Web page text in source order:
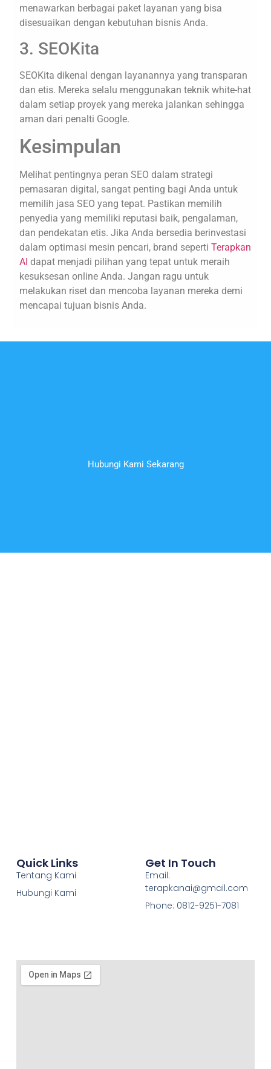
menawarkan berbagai paket layanan yang bisa
disesuaikan dengan kebutuhan bisnis Anda.
3. SEOKita
SEOKita dikenal dengan layanannya yang transparan
dan etis. Mereka selalu menggunakan teknik white-hat
dalam setiap proyek yang mereka jalankan sehingga
aman dari penalti Google.
Kesimpulan
Melihat pentingnya peran SEO dalam strategi
pemasaran digital, sangat penting bagi Anda untuk
memilih jasa SEO yang tepat. Pastikan memilih
penyedia yang memiliki reputasi baik, pengalaman,
dan pendekatan etis. Jika Anda bersedia berinvestasi
dalam optimasi mesin pencari, brand sepertiTerapkan
AI dapat menjadi pilihan yang tepat untuk meraih
kesuksesan online Anda. Jangan ragu untuk
melakukan riset dan mencoba layanan mereka demi
mencapai tujuan bisnis Anda.
Hubungi Kami Sekarang
Quick Links
Tentang Kami
Hubungi Kami
Get In Touch
Email:
terapkanai@gmail.com
Phone: 0812-9251-7081